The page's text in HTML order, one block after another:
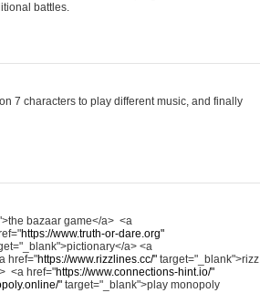
battles.
7 characters to play different music, and finally
bazaar game</a> <a
https://www.truth-or-dare.org"
a> <a
href="https://www.rizzlines.cc/" target="_blank">rizz
<a href="https://www.connections-hint.io/"
" target="_blank">play monopoly